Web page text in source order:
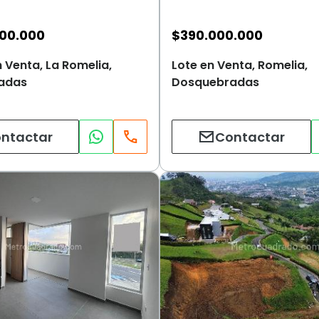
Venta, La Romelia,
$390.000.000
Lote en Venta, Romelia,
Dosquebradas
Contactar